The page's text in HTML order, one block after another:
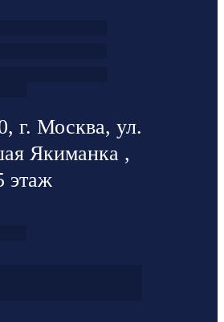
г. Москва, ул.
Якиманка ,
этаж